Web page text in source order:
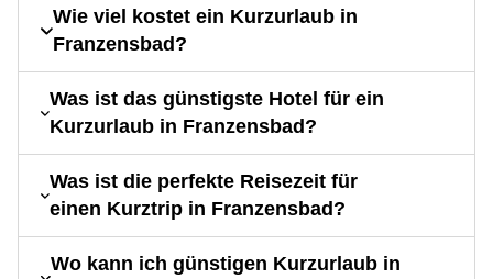
Wie viel kostet ein Kurzurlaub in
Franzensbad?
Was ist das günstigste Hotel für ein
Kurzurlaub in Franzensbad?
Was ist die perfekte Reisezeit für
einen Kurztrip in Franzensbad?
Wo kann ich günstigen Kurzurlaub in